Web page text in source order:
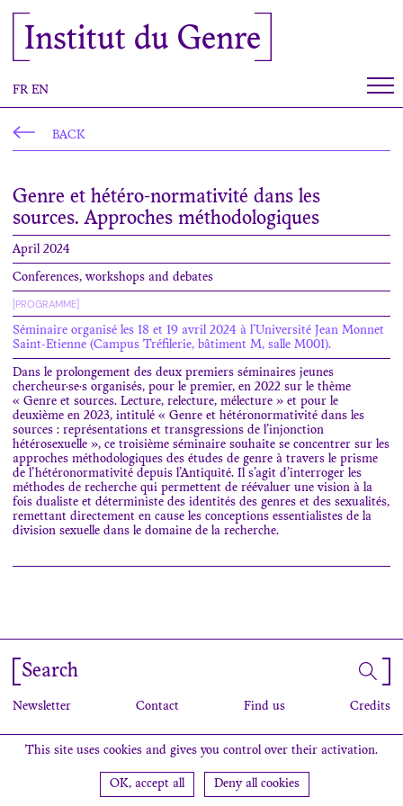
Institut du Genre
FR EN
BACK
Genre et hétéro-normativité dans les
sources. Approches méthodologiques
April 2024
Conferences, workshops and debates
[PROGRAMME]
Séminaire organisé les 18 et 19 avril 2024 à l’Université Jean Monnet
Saint-Etienne (Campus Tréfilerie, bâtiment M, salle M001).
Dans le prolongement des deux premiers séminaires jeunes
chercheur·se·s organisés, pour le premier, en 2022 sur le thème
« Genre et sources. Lecture, relecture, mélecture » et pour le
deuxième en 2023, intitulé « Genre et hétéronormativité dans les
sources : représentations et transgressions de l’injonction
hétérosexuelle », ce troisième séminaire souhaite se concentrer sur les
approches méthodologiques des études de genre à travers le prisme
de l’hétéronormativité depuis l’Antiquité. Il s’agit d’interroger les
méthodes de recherche qui permettent de réévaluer une vision à la
fois dualiste et déterministe des identités des genres et des sexualités,
remettant directement en cause les conceptions essentialistes de la
division sexuelle dans le domaine de la recherche.
Search
Newsletter Contact Find us Credits
This site uses cookies and gives you control over their activation.
OK, accept all Deny all cookies